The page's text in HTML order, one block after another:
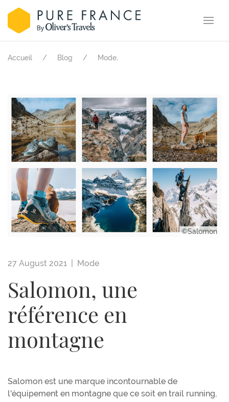
Accueil Blog Mode.
©Salomon
27 August 2021 | Mode
Salomon, une
référence en
montagne
Salomon est une marque incontournable de
l'équipement en montagne que ce soit en trail running,